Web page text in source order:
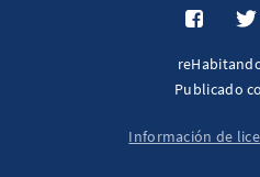
Publicado
Información de